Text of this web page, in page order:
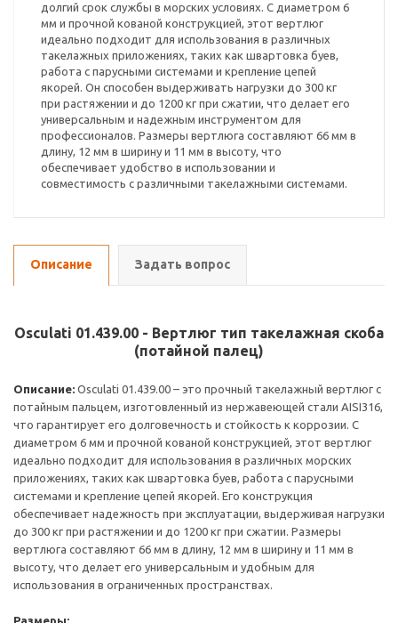
долгий срок службы в морских условиях. С диаметром 6
мм и прочной кованой конструкцией, этот вертлюг
идеально подходит для использования в различных
такелажных приложениях, таких как швартовка буев,
работа с парусными системами и крепление цепей
якорей. Он способен выдерживать нагрузки до 300 кг
при растяжении и до 1200 кг при сжатии, что делает его
универсальным и надежным инструментом для
профессионалов. Размеры вертлюга составляют 66 мм в
длину, 12 мм в ширину и 11 мм в высоту, что
обеспечивает удобство в использовании и
совместимость с различными такелажными системами.
Описание Задать вопрос
Osculati 01.439.00 - Вертлюг тип такелажная скоба
(потайной палец)
Описание: Osculati 01.439.00 – это прочный такелажный вертлюг с
потайным пальцем, изготовленный из нержавеющей стали AISI316,
что гарантирует его долговечность и стойкость к коррозии. С
диаметром 6 мм и прочной кованой конструкцией, этот вертлюг
идеально подходит для использования в различных морских
приложениях, таких как швартовка буев, работа с парусными
системами и крепление цепей якорей. Его конструкция
обеспечивает надежность при эксплуатации, выдерживая нагрузки
до 300 кг при растяжении и до 1200 кг при сжатии. Размеры
вертлюга составляют 66 мм в длину, 12 мм в ширину и 11 мм в
высоту, что делает его универсальным и удобным для
использования в ограниченных пространствах.
Размеры: